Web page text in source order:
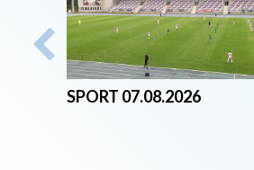
SPORT 07.08.2026